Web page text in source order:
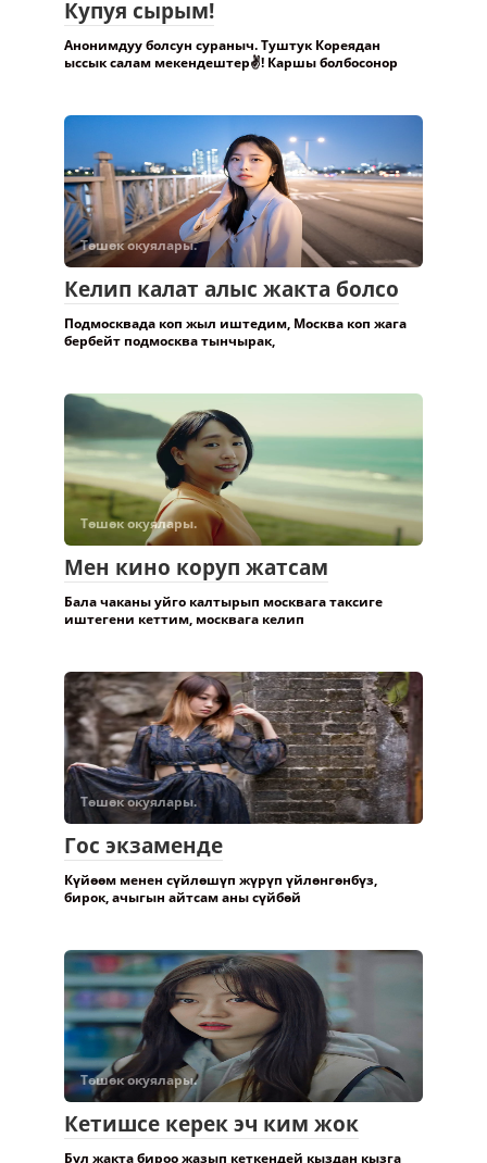
Купуя сырым!
Анонимдуу болсун сураныч. Туштук Кореядан
Төшөк окуялары.
Келип калат алыс жакта болсо
Подмосквада коп жыл иштедим, Москва коп жага
Төшөк окуялары.
Мен кино коруп жатсам
Бала чаканы уйго калтырып москвага таксиге
Төшөк окуялары.
Гос экзаменде
Күйөөм менен сүйлөшүп жүрүп үйлөнгөнбүз,
Төшөк окуялары.
Кетишсе керек эч ким жок